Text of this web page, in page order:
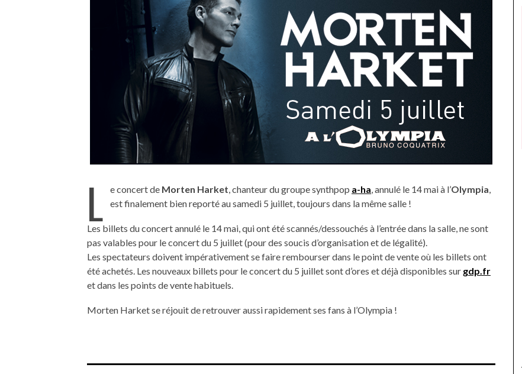
L e concert de Morten Harket, chanteur du groupe synthpop a-ha, annulé le 14 mai à l’Olympia,
est finalement bien reporté au samedi 5 juillet, toujours dans la même salle !
Les billets du concert annulé le 14 mai, qui ont été scannés/dessouchés à l’entrée dans la salle, ne sont
pas valables pour le concert du 5 juillet (pour des soucis d’organisation et de légalité).
Les spectateurs doivent impérativement se faire rembourser dans le point de vente où les billets ont
été achetés. Les nouveaux billets pour le concert du 5 juillet sont d’ores et déjà disponibles sur gdp.fr
et dans les points de vente habituels.
Morten Harket se réjouit de retrouver aussi rapidement ses fans à l’Olympia !